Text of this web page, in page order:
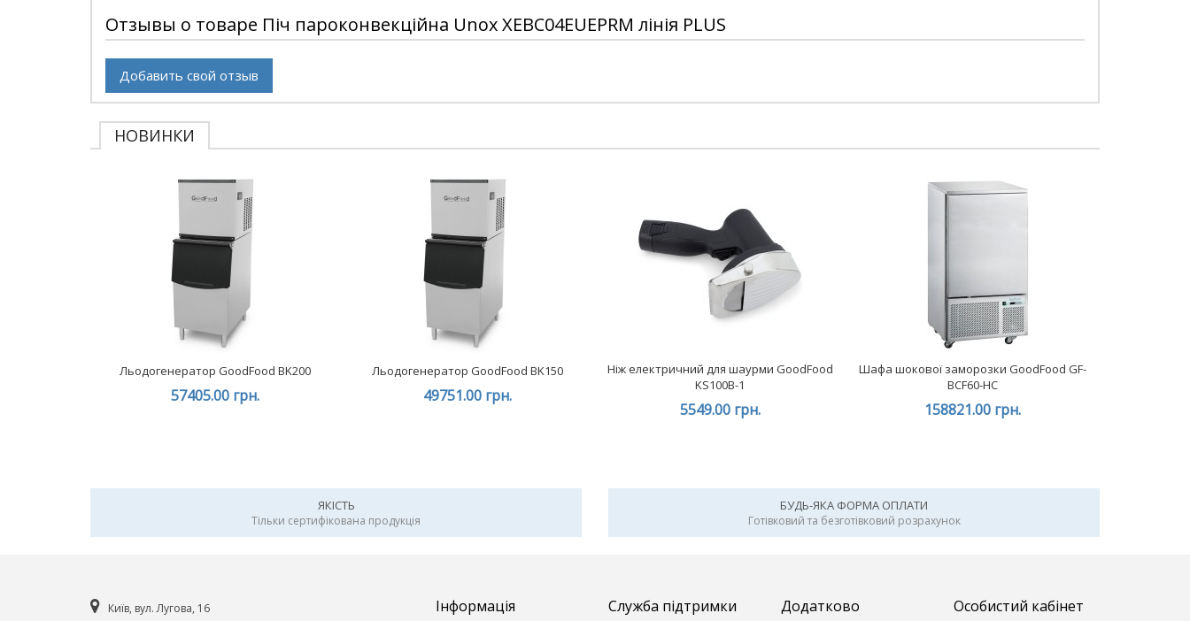
Отзывы о товаре Піч пароконвекційна Unox XEBC04EUEPRM лінія PLUS
Добавить свой отзыв
НОВИНКИ
Льодогенератор GoodFood BK200
57405.00 грн.
Льодогенератор GoodFood BK150
49751.00 грн.
Ніж електричний для шаурми GoodFood
KS100B-1
5549.00 грн.
Шафа шокової заморозки GoodFood GF-
BCF60-HC
158821.00 грн.
ЯКІСТЬ
Тільки сертифікована продукція
БУДЬ-ЯКА ФОРМА ОПЛАТИ
Готівковий та безготівковий розрахунок
Київ, вул. Лугова, 16
Інформація Служба підтримки Додатково Особистий кабінет